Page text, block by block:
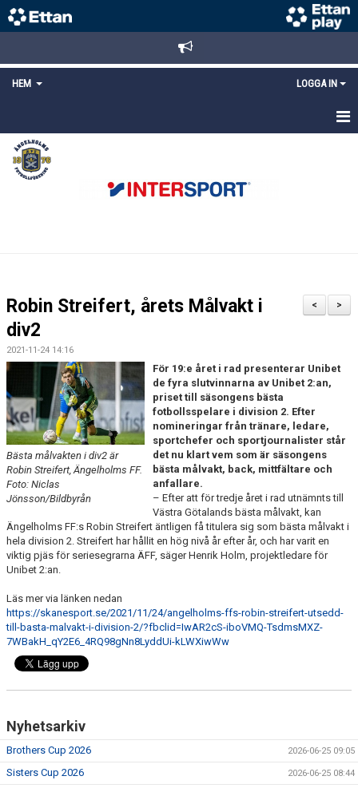
HEM LOGGA IN
STARTSIDA
NYHETER
LÄNKAR
MEDLEMS OCH TRÄNINGSAVGIFTER
>
<
Robin Streifert, årets Målvakt i
div2
2021-11-24 14:16
Bästa målvakten i div2 är
Robin Streifert, Ängelholms FF.
Foto: Niclas
Jönsson/Bildbyrån
För 19:e året i rad presenterar Unibet
de fyra slutvinnarna av Unibet 2:an,
priset till säsongens bästa
fotbollsspelare i division 2. Efter
nomineringar från tränare, ledare,
sportchefer och sportjournalister står
det nu klart vem som är säsongens
bästa målvakt, back, mittfältare och
anfallare.
– Efter att för tredje året i rad utnämnts till
Västra Götalands bästa målvakt, kan
Ängelholms FF:s Robin Streifert äntligen få titulera sig som bästa målvakt i
hela division 2. Streifert har hållit en hög nivå år efter år, och har varit en
viktig pjäs för seriesegrarna ÄFF, säger Henrik Holm, projektledare för
Unibet 2:an.
Läs mer via länken nedan
https://skanesport.se/2021/11/24/angelholms-ffs-robin-streifert-utsedd-
till-basta-malvakt-i-division-2/?fbclid=IwAR2cS-iboVMQ-TsdmsMXZ-
7WBakH_qY2E6_4RQ98gNn8LyddUi-kLWXiwWw
Nyhetsarkiv
Brothers Cup 2026 2026-06-25 09:05
Sisters Cup 2026 2026-06-25 08:44